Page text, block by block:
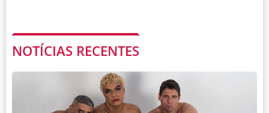
NOTÍCIAS RECENTES